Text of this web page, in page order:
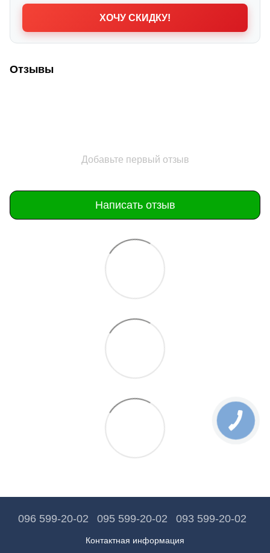
ХОЧУ СКИДКУ!
Отзывы
Добавьте первый отзыв
Написать отзыв
096 599-20-02 095 599-20-02 093 599-20-02
Контактная информация